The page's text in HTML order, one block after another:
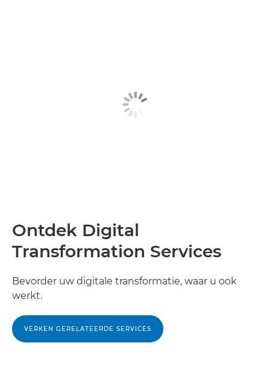
Ontdek Digital
Transformation Services
Bevorder uw digitale transformatie, waar u ook
werkt.
VERKEN GERELATEERDE SERVICES